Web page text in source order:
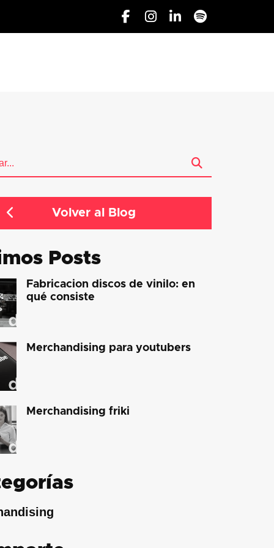
Volver al Blog
Posts
Fabricacion discos de vinilo: en
qué consiste
Merchandising para youtubers
Merchandising friki